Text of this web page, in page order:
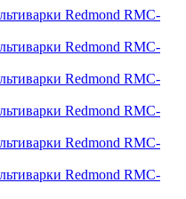
Redmond RMC-
Redmond RMC-
Redmond RMC-
Redmond RMC-
Redmond RMC-
Redmond RMC-